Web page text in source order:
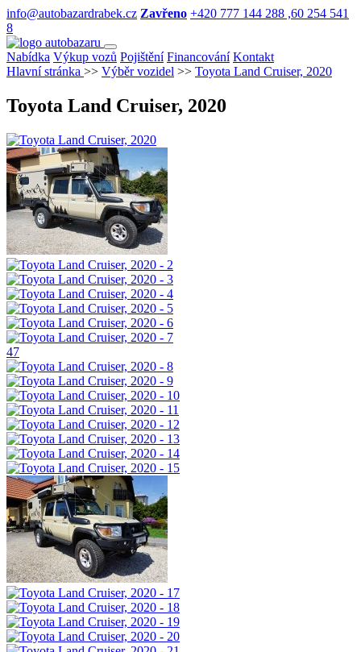
info@autobazardrabek.cz Zavřeno +420 777 144 288 ,60 254 541
8
Nabídka Výkup vozů Pojištění Financování Kontakt
Hlavní stránka >> Výběr vozidel >> Toyota Land Cruiser, 2020
Toyota Land Cruiser, 2020
47